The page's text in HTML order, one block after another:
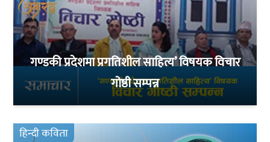
गण्डकी प्रदेशमा प्रगतिशील साहित्य’ विषयक विचार
गोष्ठी सम्पन्न
हिन्दी कविता